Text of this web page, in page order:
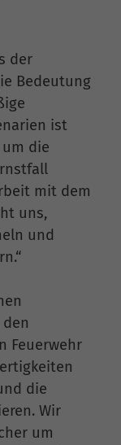
der
Bedeutung
ist
die
mit dem
uns,
und
Feuerwehr
die
Wir
um